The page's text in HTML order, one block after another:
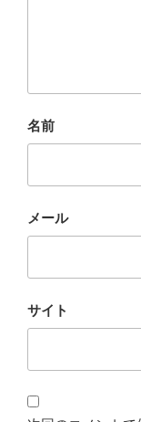
名前
メール
サイト